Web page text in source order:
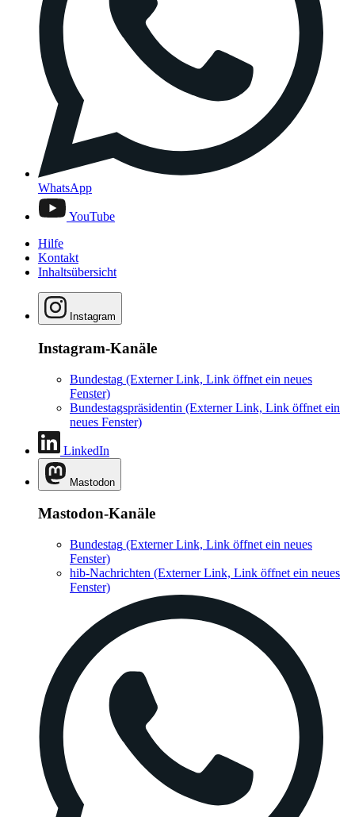
WhatsApp
YouTube
Hilfe
Kontakt
Inhaltsübersicht
Instagram
Instagram-Kanäle
Bundestag (Externer Link, Link öffnet ein neues
Fenster)
Bundestagspräsidentin (Externer Link, Link öffnet ein
neues Fenster)
LinkedIn
Mastodon
Mastodon-Kanäle
Bundestag (Externer Link, Link öffnet ein neues
Fenster)
hib-Nachrichten (Externer Link, Link öffnet ein neues
Fenster)